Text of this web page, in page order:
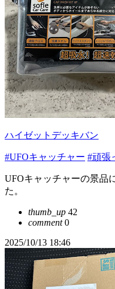
ハイゼットデッキバン
#UFOキャッチャー #頑張
UFOキャッチャーの景品
た。
thumb_up 42
comment0
2025/10/13 18:46